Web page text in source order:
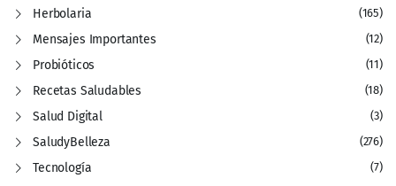
Herbolaria (165)
Mensajes Importantes (12)
Probióticos (11)
Recetas Saludables (18)
Salud Digital (3)
SaludyBelleza (276)
Tecnología (7)